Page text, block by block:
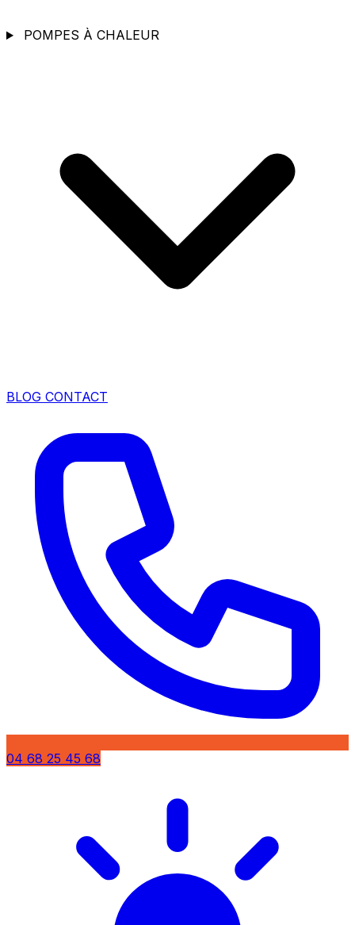
POMPES À CHALEUR
BLOG CONTACT
04 68 25 45 68